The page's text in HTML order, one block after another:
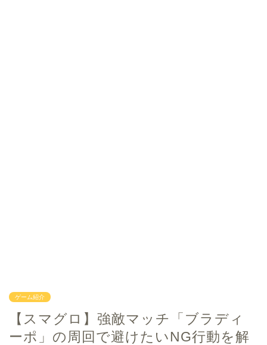
ゲーム紹介
【スマグロ】強敵マッチ「ブラディ
ーポ」の周回で避けたいNG行動を解